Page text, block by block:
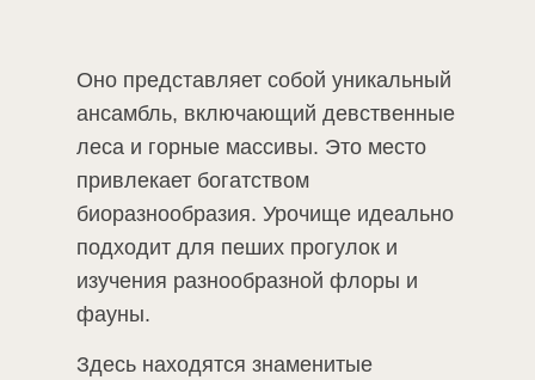
Оно представляет собой уникальный
ансамбль, включающий девственные
леса и горные массивы. Это место
привлекает богатством
биоразнообразия. Урочище идеально
подходит для пеших прогулок и
изучения разнообразной флоры и
фауны.
Здесь находятся знаменитые